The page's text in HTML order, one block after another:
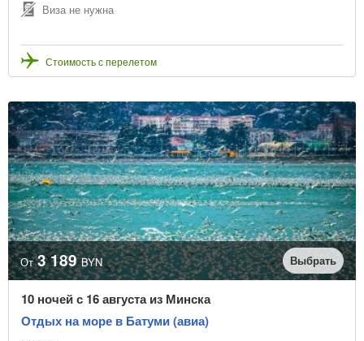
Виза не нужна
Стоимость с перелетом
От 3 189 BYN Выбрать
10 ночей с 16 августа из Минска
Отдых на море в Батуми (авиа)